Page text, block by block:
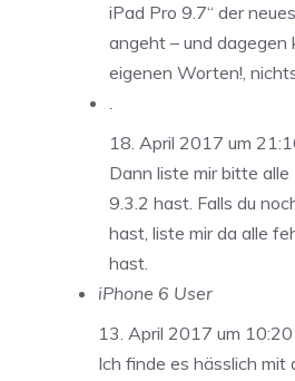
iPad Pro 9.7“ der
angeht – und dagegen
eigenen Worten!,
.
18. April 2017 um
Dann liste mir bitte alle
9.3.2 hast. Falls du
hast, liste mir da alle
hast.
iPhone 6 User
13. April 2017 um
Ich finde es hässlich mit